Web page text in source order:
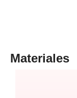
Materiales